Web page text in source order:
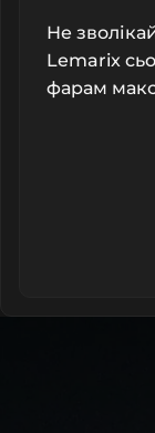
Не
Lemarix
фарам